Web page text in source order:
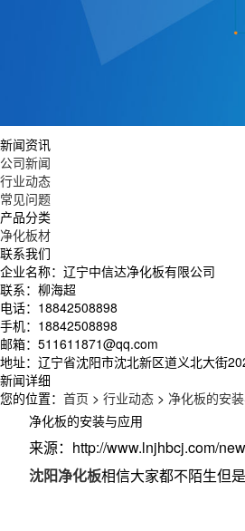
新闻资讯
公司新闻
行业动态
常见问题
产品分类
净化板材
联系我们
企业名称：辽宁中信达净化板有限公司
联系：柳海超
电话：18842508898
手机：18842508898
邮箱：511611871@qq.com
地址：辽宁省沈阳市沈北新区道义北大街
新闻详细
您的位置： 首页 > 行业动态 > 净化板的安
净化板的安装与应用
来源：http://www.lnjhbcj.com/
沈阳净化板相信大家都不陌生但